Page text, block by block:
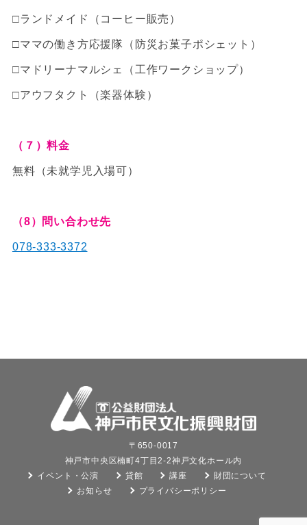
□ランドメイド（コーヒー販売）
□ママの働き方応援隊（防災お菓子ポシェット）
□マドリーナマルシェ（工作ワークショップ）
□アウフタクト（楽器体験）
（７）料金
無料（未就学児入場可）
（8）問い合わせ先
078-333-3372
〒650-0017
神戸市中央区楠町4丁目2-2神戸文化ホール内
イベント・公演
貸館 講座
財団について
お知らせ
プライバシーポリシー